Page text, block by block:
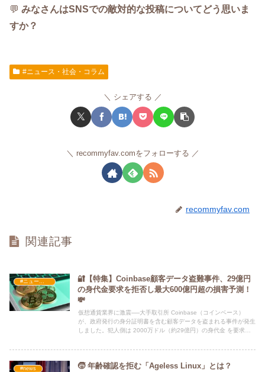
💬 みなさんはSNSでの敵対的な投稿についてどう思いま
すか？
#ニュース・社会・コラム
シェアする
recommyfav.comをフォローする
recommyfav.com
関連記事
#ニュース・社会・コラム
🔐【特集】Coinbase顧客データ盗難事件、29億円
の身代金要求を拒否し最大600億円超の損害予測！
💸
仮想通貨業界に激震──大手取引所 Coinbase（コインベース）
が、政府発行の身分証明書を含む顧客データを盗まれる事件が発生
しました。犯人側は 2000万ドル（約29億円）の身代金 を要求し
#news 🧒 年齢確認を拒む「Ageless Linux」とは？